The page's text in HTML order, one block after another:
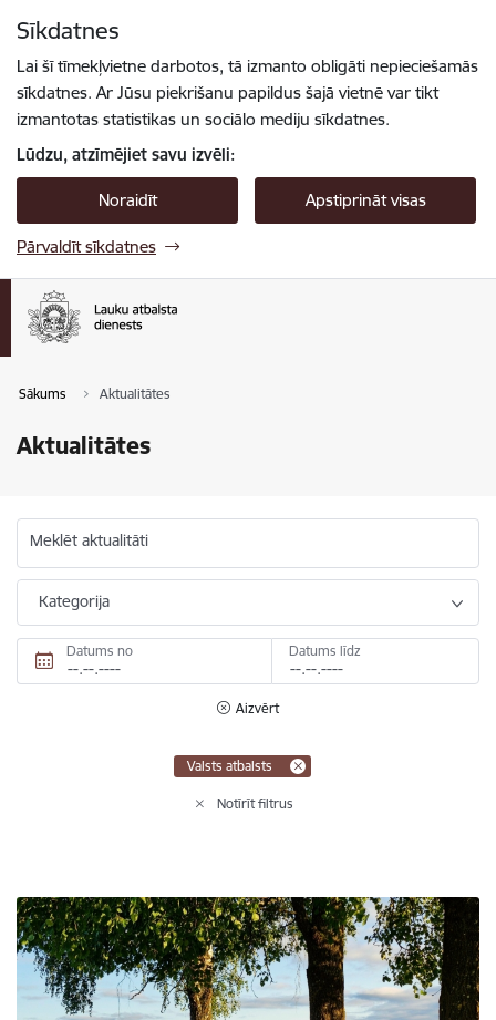
Sīkdatnes
Lai šī tīmekļvietne darbotos, tā izmanto obligāti nepieciešamās
sīkdatnes. Ar Jūsu piekrišanu papildus šajā vietnē var tikt
izmantotas statistikas un sociālo mediju sīkdatnes.
Lūdzu, atzīmējiet savu izvēli:
Noraidīt Apstiprināt visas
Pārvaldīt sīkdatnes
Sākums Aktualitātes
Aktualitātes
Meklēt aktualitāti
Kategorija
Datums no Datums līdz
Aizvērt
Valsts atbalsts
Notīrīt filtrus